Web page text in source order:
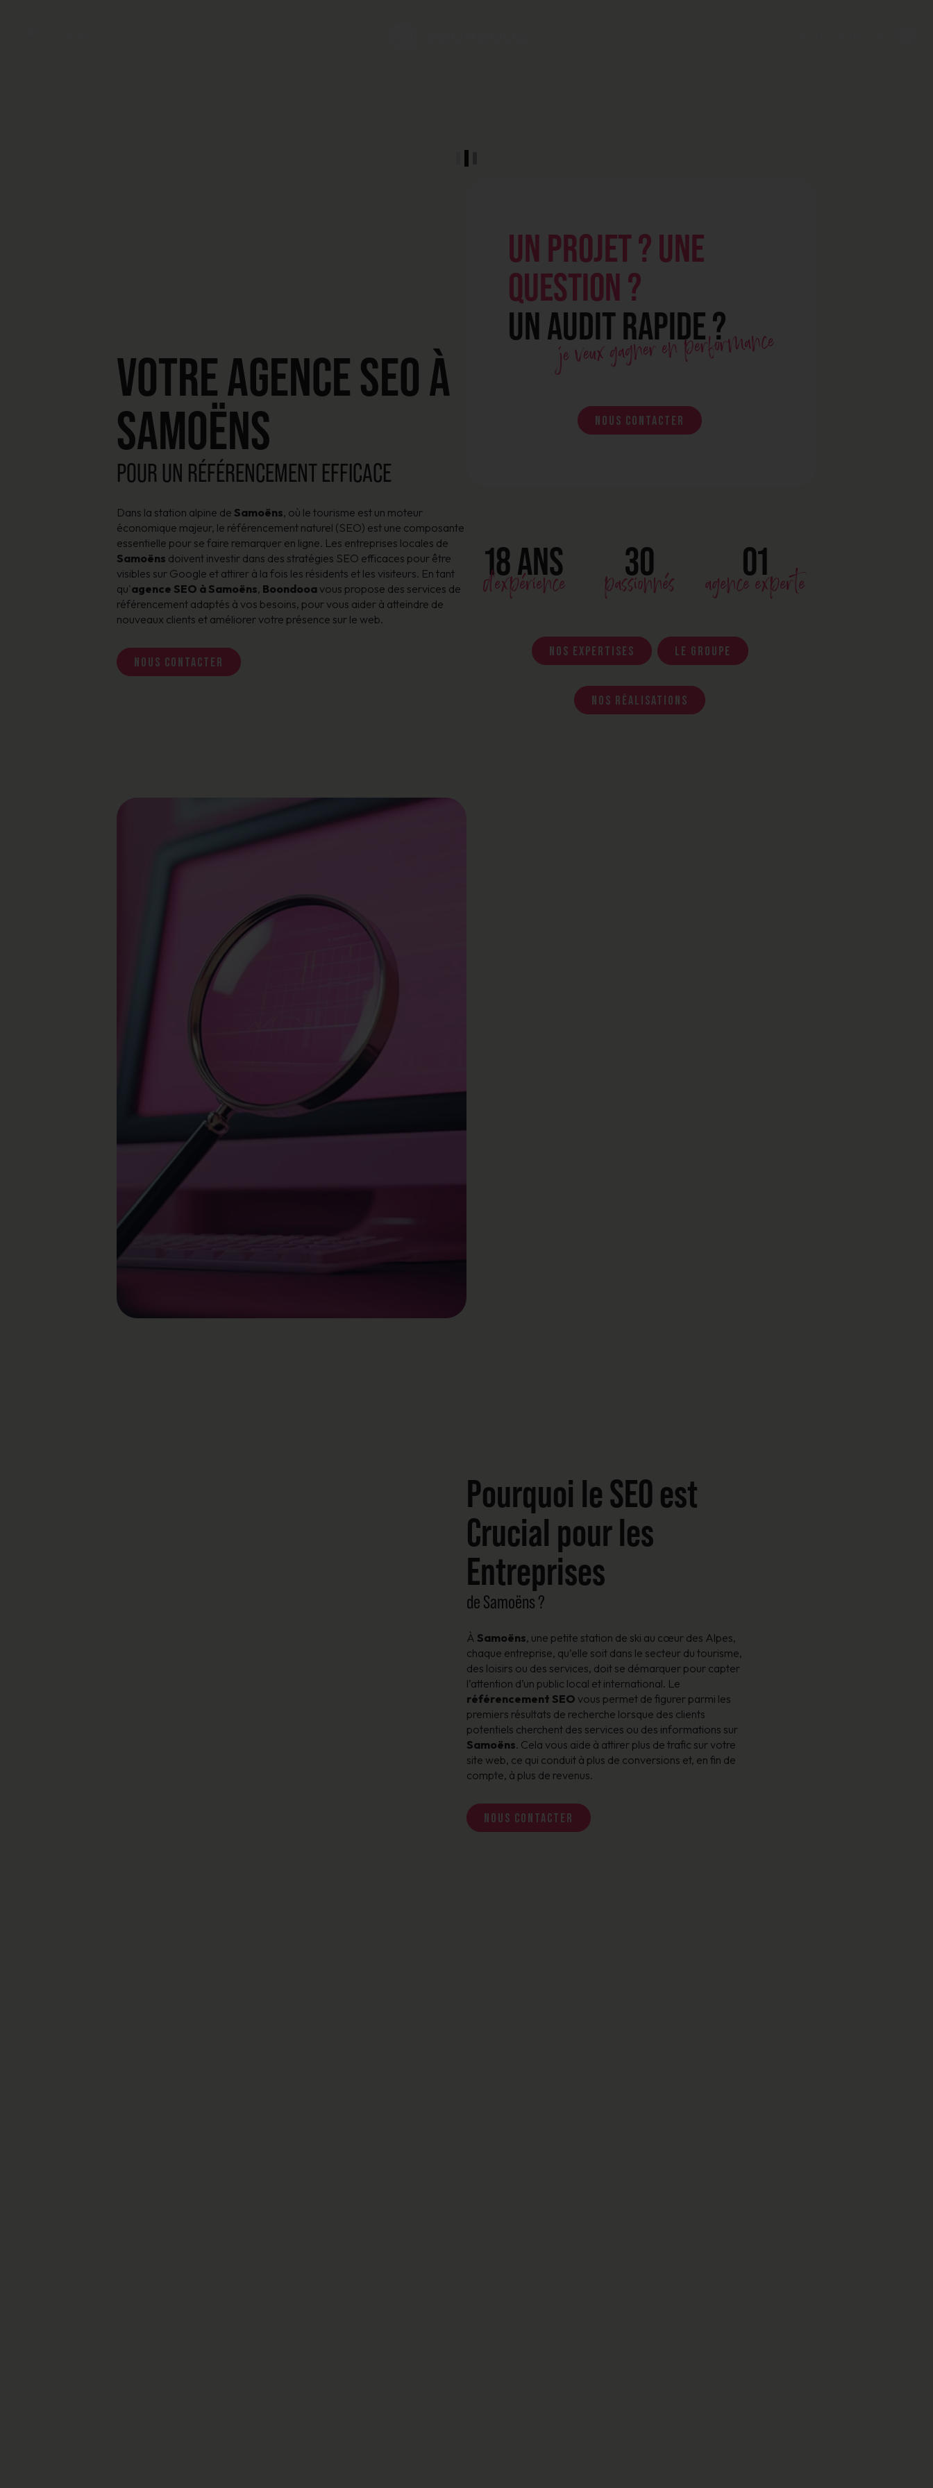
VOTRE AGENCE SEO À
SAMOËNS
POUR UN RÉFÉRENCEMENT EFFICACE
Dans la station alpine de Samoëns, où le tourisme est un moteur
économique majeur, le référencement naturel (SEO) est une composante
essentielle pour se faire remarquer en ligne. Les entreprises locales de
Samoëns doivent investir dans des stratégies SEO efficaces pour être
visibles sur Google et attirer à la fois les résidents et les visiteurs. En tant
qu'agence SEO à Samoëns, Boondooa vous propose des services de
référencement adaptés à vos besoins, pour vous aider à atteindre de
nouveaux clients et améliorer votre présence sur le web.
Nous contacter
UN PROJET ? UNE
QUESTION ?
UN AUDIT RAPIDE ?
je veux gagner en performance
Nous contacter
18 ANS
d'expérience 30
passionnés 01
agence experte
Nos expertises Le groupe
Nos réalisations
Pourquoi le SEO est
Crucial pour les
Entreprises
de Samoëns ?
À Samoëns, une petite station de ski au cœur des Alpes,
chaque entreprise, qu’elle soit dans le secteur du tourisme,
des loisirs ou des services, doit se démarquer pour capter
l’attention d’un public local et international. Le
référencement SEO vous permet de figurer parmi les
premiers résultats de recherche lorsque des clients
potentiels cherchent des services ou des informations sur
Samoëns. Cela vous aide à attirer plus de trafic sur votre
site web, ce qui conduit à plus de conversions et, en fin de
compte, à plus de revenus.
Nous contacter